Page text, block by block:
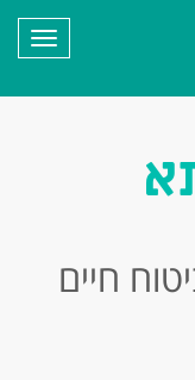
חיים